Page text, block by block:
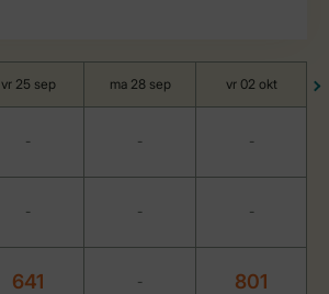
vr 25 sep ma 28 sep vr 02 okt
- - -
- - -
641 - 801